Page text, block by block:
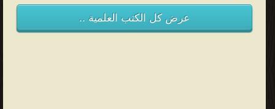
عرض كل الكتب العلمية ..